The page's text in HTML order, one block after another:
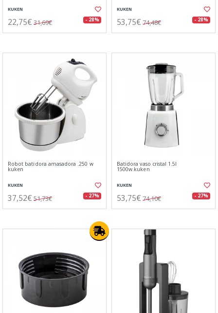
KUKEN
22,75€ 31,69€ - 28%
KUKEN
53,75€ 74,48€ - 28%
Robot batidora amasadora .250 w
kuken
KUKEN
37,52€ 51,73€ - 27%
Batidora vaso cristal 1.5l
1500w.kuken
KUKEN
53,75€ 74,10€ - 27%